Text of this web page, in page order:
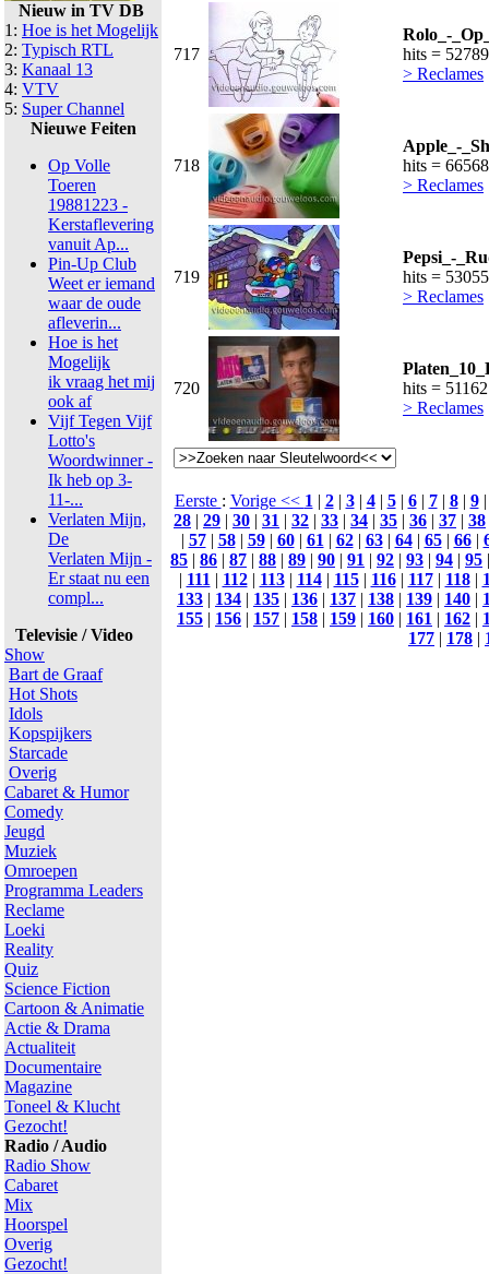
Nieuw in TV DB
1: Hoe is het Mogelijk
2: Typisch RTL
3: Kanaal 13
4: VTV
5: Super Channel
Nieuwe Feiten
Op Volle
Toeren
19881223 -
Kerstaflevering
vanuit Ap...
Pin-Up Club
Weet er iemand
waar de oude
afleverin...
Hoe is het
Mogelijk
ik vraag het mij
ook af
Vijf Tegen Vijf
Lotto's
Woordwinner -
Ik heb op 3-
11-...
Verlaten Mijn,
De
Verlaten Mijn -
Er staat nu een
compl...
Televisie / Video
Show
Bart de Graaf
Hot Shots
Idols
Kopspijkers
Starcade
Overig
Cabaret & Humor
Comedy
Jeugd
Muziek
Omroepen
Programma Leaders
Reclame
Loeki
Reality
Quiz
Science Fiction
Cartoon & Animatie
Actie & Drama
Actualiteit
Documentaire
Magazine
Toneel & Klucht
Gezocht!
Radio / Audio
Radio Show
Cabaret
Mix
Hoorspel
Overig
Gezocht!
717
Rolo_-
hits = 52789
> Reclames
718
Apple_-
hits = 66568
> Reclames
719
Pepsi_-
hits = 53055
> Reclames
720
hits = 51162
> Reclames
Eerste : Vorige << 1| 2| 3| 4| 5| 6| 7| 8| 9
28 | 29 | 30 | 31 | 32 | 33 | 34 | 35 | 36 | 37 | 38
| 57| 58| 59| 60| 61| 62| 63| 64| 65| 66|
85 | 86 | 87 | 88 | 89 | 90 | 91 | 92 | 93 | 94 | 95
| 111| 112| 113| 114| 115| 116| 117| 118|
133 | 134 | 135 | 136 | 137 | 138 | 139 | 140 |
155 | 156 | 157 | 158 | 159 | 160 | 161 | 162 |
177 | 178 |